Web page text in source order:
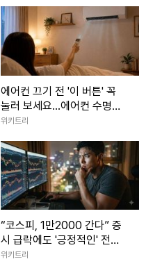
에어컨 끄기 전 '이 버튼' 꼭
눌러 보세요...에어컨 수명이
늘어납니다
위키트리
“코스피, 1만2000 간다” 증
시 급락에도 '긍정적인' 전망
나온 이유
위키트리